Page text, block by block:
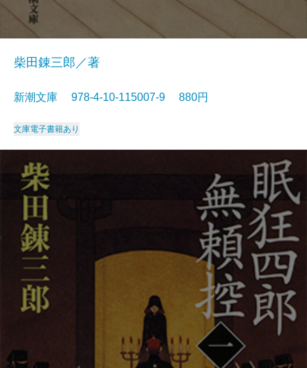
柴田錬三郎／著
新潮文庫 978-4-10-115007-9 880円
文庫電子書籍あり